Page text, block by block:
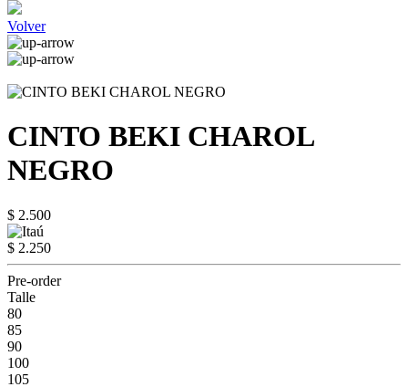
Volver
CINTO BEKI CHAROL
NEGRO
$ 2.500
$ 2.250
Pre-order
Talle
80
85
90
100
105